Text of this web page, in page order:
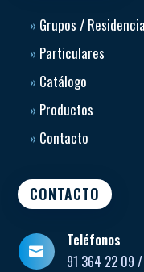
» Grupos /
» Particulares
» Catálogo
» Productos
» Contacto
CONTACTO

Teléfonos
91 364 22 09